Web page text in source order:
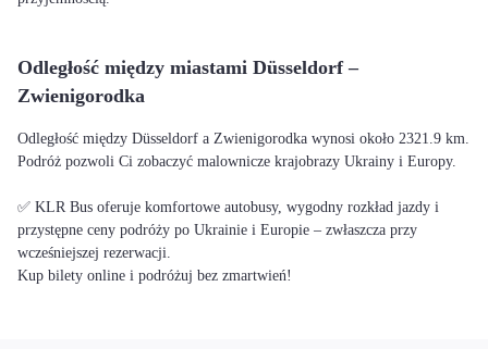
Odległość między miastami Düsseldorf –
Zwienigorodka
Odległość między Düsseldorf a Zwienigorodka wynosi około 2321.9 km.
Podróż pozwoli Ci zobaczyć malownicze krajobrazy Ukrainy i Europy.
✅ KLR Bus oferuje komfortowe autobusy, wygodny rozkład jazdy i
przystępne ceny podróży po Ukrainie i Europie – zwłaszcza przy
wcześniejszej rezerwacji.
Kup bilety online i podróżuj bez zmartwień!